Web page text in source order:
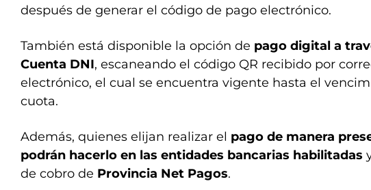
después de generar el código de pago electrónico.
También está disponible la opción de pago digital a
Cuenta DNI, escaneando el código QR recibido por
electrónico, el cual se encuentra vigente hasta el
cuota.
Además, quienes elijan realizar el pago de manera
podrán hacerlo en las entidades bancarias habilitadas
de cobro de Provincia Net Pagos.